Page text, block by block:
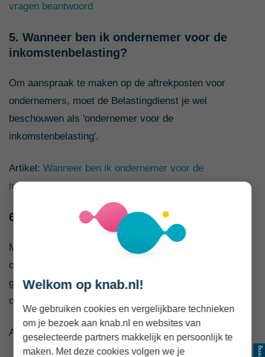
vragen beantwoord
5. Wanneer ben ik ondernemer voor de
inkomstenbelasting?
Om aanspraak te maken op de aftrekposten voor
ondernemers, moet de Belastingdienst je wel
beschouwen als 'ondernemer voor de
inkomstenbelasting'.
Artikel: Wanneer ben ik ondernemer voor de
inkomstenbelasting?
6. Winst- en verliesrekening
Met een winst- en verliesrekening zie je in één
oogopslag of je in een jaar winst of verlies hebt
gemaakt. Ook handig, aangezien je bij je aangifte je
opbrengsten en kosten moet invullen.
Artikel:Hoe maak je een winst- en verliesrekening?
Welkom op knab.nl!
We gebruiken cookies en vergelijkbare technieken
om je bezoek aan knab.nl en websites van
geselecteerde partners makkelijk en persoonlijk te
maken. Met deze cookies volgen we je